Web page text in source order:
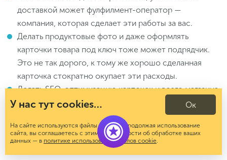
доставкой может фулфилмент-оператор —
компания, которая сделает эти работы за вас.
Делать продуктовые фото и даже оформлять
карточки товара под ключ тоже может подрядчик.
Это не так дорого, к тому же хорошо сделанная
карточка стократно окупает эти расходы.
Делать SEO-оптимизацию карточек и всего магазина
может подрядная компания. Это та важная область,
где необходим профессионал, так как большинство
селлеров не обладают нужными знаниями и
навыками.
У нас тут cookies…
На сайте используются файлы cookies. Продолжая использование
сайта, вы соглашаетесь с этим. Подробности об обработке ваших
данных — в политике использования файлов cookie.
Ок